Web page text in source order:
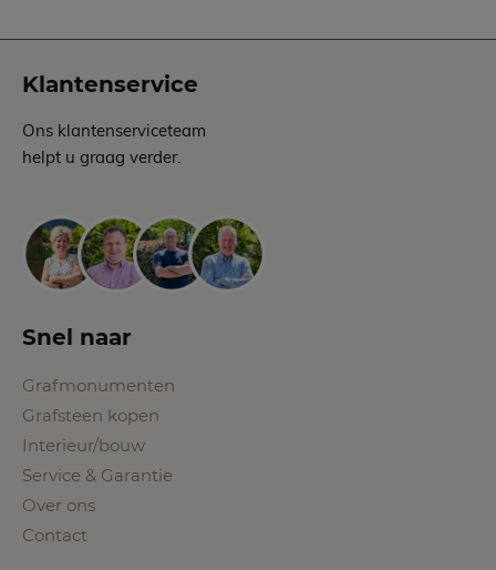
Klantenservice
Ons klantenserviceteam
helpt u graag verder.
Snel naar
Grafmonumenten
Grafsteen kopen
Interieur/bouw
Service & Garantie
Over ons
Contact